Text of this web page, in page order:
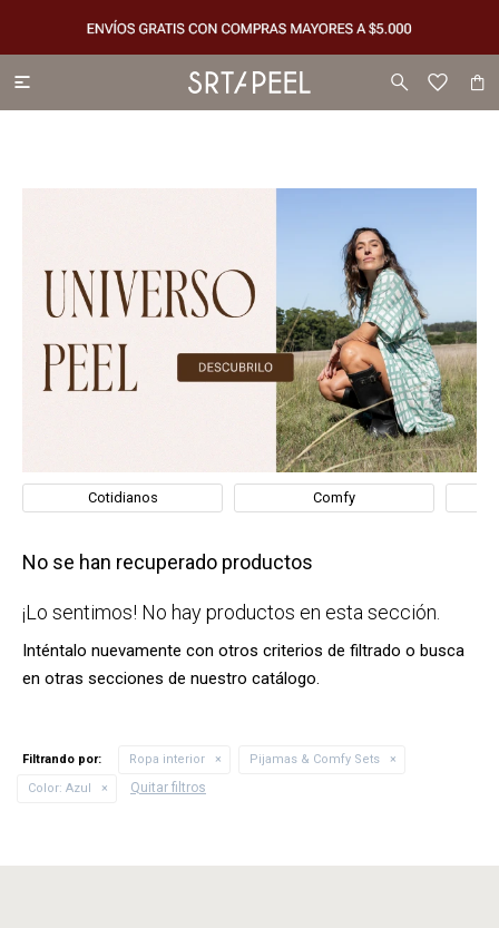

Cotidianos Comfy
No se han recuperado productos
¡Lo sentimos! No hay productos en esta sección.
Inténtalo nuevamente con otros criterios de filtrado o busca
en otras secciones de nuestro catálogo.
Filtrando por: Ropa interior
Pijamas & Comfy Sets
Color: Azul Quitar filtros